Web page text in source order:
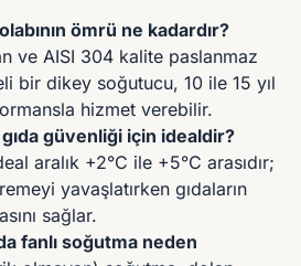
ömrü ne kadardır?
ve AISI 304 kalite paslanmaz
bir dikey soğutucu, 10 ile 15 yıl
hizmet verebilir.
gıda güvenliği için idealdir?
aralık +2°C ile +5°C arasıdır;
yavaşlatırken gıdaların
sağlar.
fanlı soğutma neden